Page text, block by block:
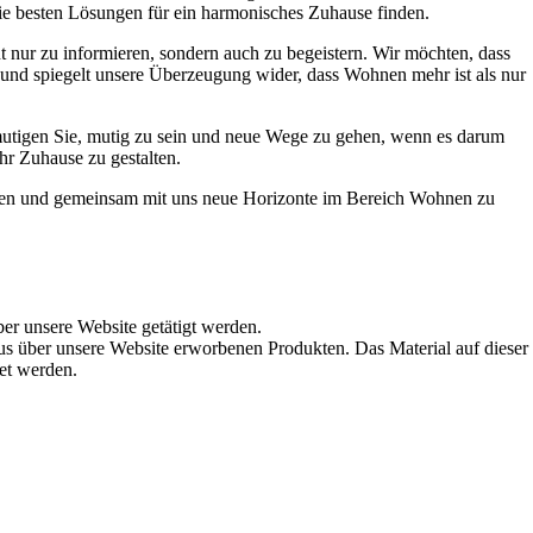
Lösungen für ein harmonisches Zuhause finden.
zu informieren, sondern auch zu begeistern. Wir möchten, dass
spiegelt unsere Überzeugung wider, dass Wohnen mehr ist als nur
Sie, mutig zu sein und neue Wege zu gehen, wenn es darum
Zuhause zu gestalten.
und gemeinsam mit uns neue Horizonte im Bereich Wohnen zu
unsere Website getätigt werden.
unsere Website erworbenen Produkten. Das Material auf dieser
werden.